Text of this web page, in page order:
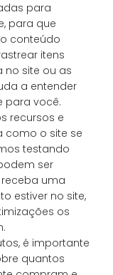
para
para que
conteúdo
itens
site ou as
a entender
para você.
recursos e
como o site se
testando
ser
uma
estiver no site,
os
é importante
quantos